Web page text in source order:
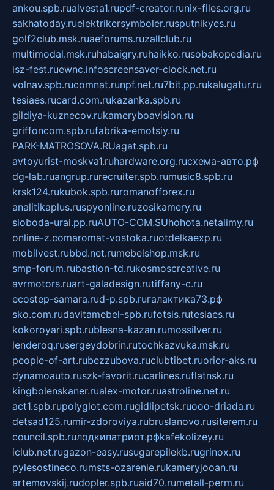
ankou.spb.rualvesta1.rupdf-creator.runix-files.org.ru
sakhatoday.ruelektrikersymboler.rusputnikyes.ru
golf2club.msk.ruaeforums.ruzallclub.ru
multimodal.msk.ruhabaigry.ruhaikko.rusobakopedia.ru
isz-fest.ruewnc.infoscreensaver-clock.net.ru
volnav.spb.rucomnat.runpf.net.ru7bit.pp.rukalugatur.ru
tesiaes.rucard.com.rukazanka.spb.ru
gildiya-kuznecov.rukameryboavision.ru
griffoncom.spb.rufabrika-emotsiy.ru
PARK-MATROSOVA.RUagat.spb.ru
avtoyurist-moskva1.ruhardware.org.ruсхема-авто.рф
dg-lab.ruangrup.rurecruiter.spb.rumusic8.spb.ru
krsk124.rukubok.spb.ruromanofforex.ru
analitikaplus.ruspyonline.ruzosikamery.ru
sloboda-ural.pp.ruAUTO-COM.SUhohota.netalimy.ru
online-z.comaromat-vostoka.ruotdelkaexp.ru
mobilvest.rubbd.net.rumebelshop.msk.ru
smp-forum.rubastion-td.rukosmoscreative.ru
avrmotors.ruart-galadesign.rutiffany-c.ru
ecostep-samara.rud-p.spb.ruгалактика73.рф
sko.com.rudavitamebel-spb.rufotsis.rutesiaes.ru
kokoroyari.spb.rublesna-kazan.rumossilver.ru
lenderoq.rusergeydobrin.rutochkazvuka.msk.ru
people-of-art.rubezzubova.ruclubtibet.ruorior-aks.ru
dynamoauto.ruszk-favorit.rucarlines.ruflatnsk.ru
kingbolenskaner.rualex-motor.ruastroline.net.ru
act1.spb.rupolyglot.com.rugidlipetsk.ruooo-driada.ru
detsad125.rumir-zdoroviya.rubruslanovo.rusiterem.ru
council.spb.ruлодкипатриот.рфkafekolizey.ru
iclub.net.rugazon-easy.rusugarepilekb.rugrinox.ru
pylesostineco.rumsts-ozarenie.rukameryjooan.ru
artemovskij.rudopler.spb.ruaid70.rumetall-perm.ru